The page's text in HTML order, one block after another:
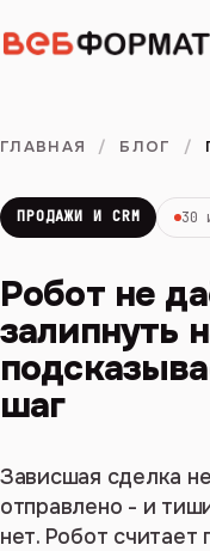
ГЛАВНАЯ / БЛОГ /
ПРОДАЖИ И CRM 30
Робот не
залипнуть
шаг
Зависшая сделка
отправлено - и
нет. Робот